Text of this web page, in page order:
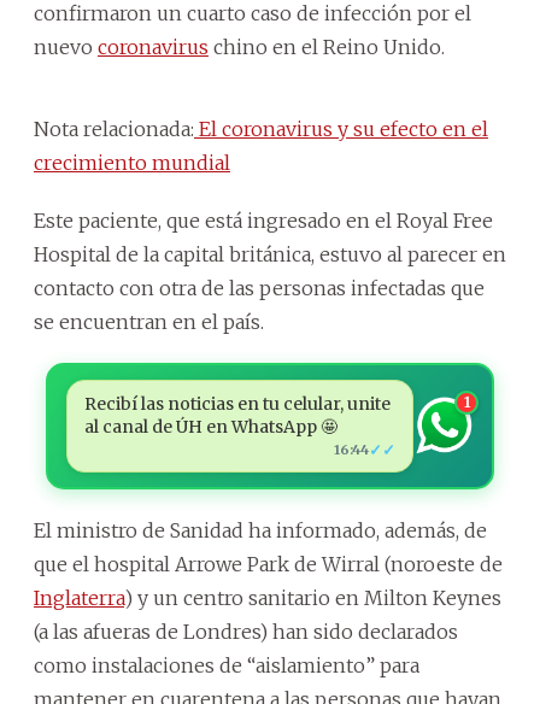
confirmaron un cuarto caso de infección por el
nuevo coronavirus chino en el Reino Unido.
Nota relacionada: El coronavirus y su efecto en el
crecimiento mundial
Este paciente, que está ingresado en el Royal Free
Hospital de la capital británica, estuvo al parecer en
contacto con otra de las personas infectadas que
se encuentran en el país.
Recibí las noticias en tu celular, unite
al canal de ÚH en WhatsApp 🤩
16:44✓✓
1
El ministro de Sanidad ha informado, además, de
que el hospital Arrowe Park de Wirral (noroeste de
Inglaterra) y un centro sanitario en Milton Keynes
(a las afueras de Londres) han sido declarados
como instalaciones de “aislamiento” para
mantener en cuarentena a las personas que hayan